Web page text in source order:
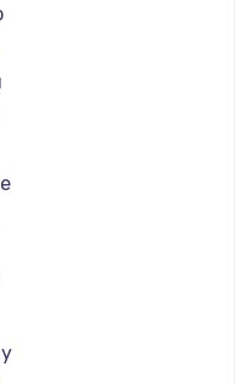
датчика
лампы
платы